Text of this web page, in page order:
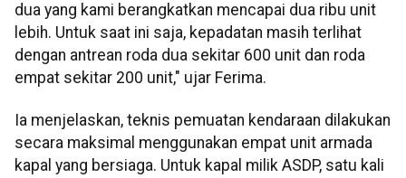
dua yang kami berangkatkan mencapai dua ribu unit
lebih. Untuk saat ini saja, kepadatan masih terlihat
dengan antrean roda dua sekitar 600 unit dan roda
empat sekitar 200 unit," ujar Ferima.
Ia menjelaskan, teknis pemuatan kendaraan dilakukan
secara maksimal menggunakan empat unit armada
kapal yang bersiaga. Untuk kapal milik ASDP, satu kali